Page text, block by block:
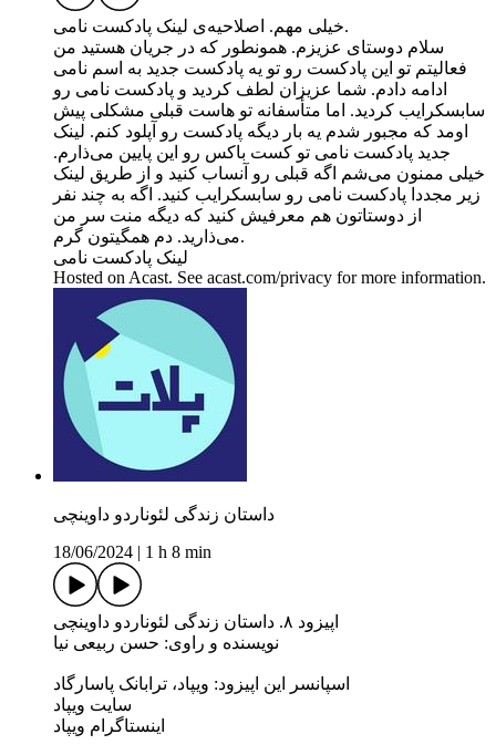
خیلی مهم. اصلاحیه‌ی لینک پادکست نامی.‌
سلام دوستای عزیزم. همونطور که در جریان هستید من
فعالیتم تو این پادکست رو تو یه پادکست جدید به اسم نامی
ادامه دادم. شما عزیزان لطف کردید و پادکست نامی رو
سابسکرایب کردید. اما متأسفانه تو هاست قبلی مشکلی پیش
اومد که مجبور شدم یه بار دیگه پادکست رو آپلود کنم. لینک
جدید پادکست نامی تو کست باکس رو این پایین می‌ذارم.
خیلی ممنون می‌شم اگه قبلی رو آنساب کنید و از طریق لینک
زیر مجددا پادکست نامی رو سابسکرایب کنید. اگه به چند نفر
از دوستاتون هم معرفیش کنید که دیگه منت سر من
می‌ذارید. دم همگیتون گرم.
لینک پادکست نامی
Hosted on Acast. See acast.com/privacy for more information.
داستان زندگی لئوناردو داوینچی
18/06/2024 | 1 h 8 min
اپیزود ۸. داستان زندگی لئوناردو داوینچی
نویسنده و راوی: حسن ربیعی نیا
اسپانسر این اپیزود: ویپاد، ترابانک پاسارگاد
سایت ویپاد
اینستاگرام ویپاد